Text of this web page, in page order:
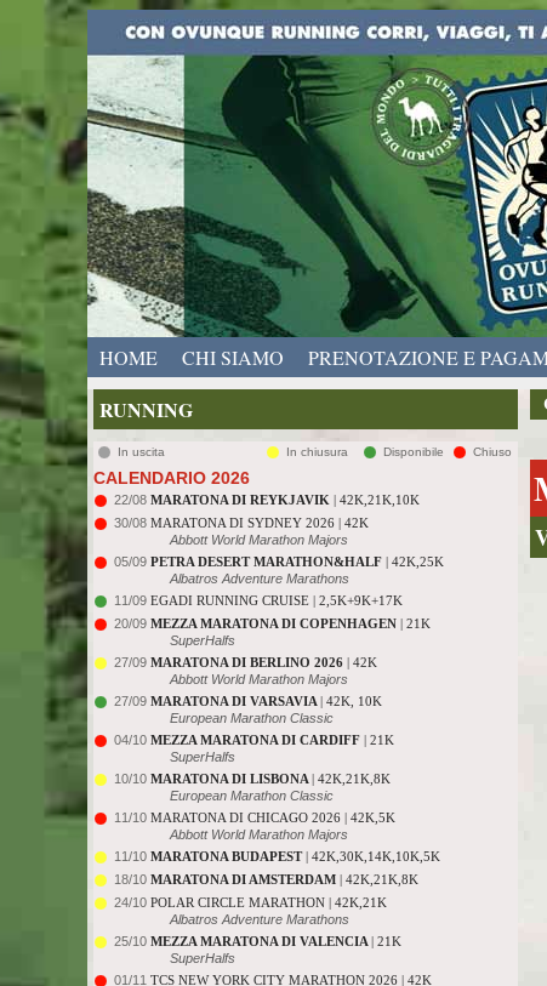
HOME CHI SIAMO PRENOTAZIONE E
RUNNING
In uscita In chiusura Disponibile Chiuso
CALENDARIO 2026
22/08 MARATONA DI REYKJAVIK | 42K,21K,10K
30/08 MARATONA DI SYDNEY 2026 | 42K
Abbott World Marathon Majors
05/09 PETRA DESERT MARATHON&HALF | 42K,25K
Albatros Adventure Marathons
11/09 EGADI RUNNING CRUISE | 2,5K+9K+17K
20/09 MEZZA MARATONA DI COPENHAGEN | 21K
SuperHalfs
27/09 MARATONA DI BERLINO 2026 | 42K
Abbott World Marathon Majors
27/09 MARATONA DI VARSAVIA | 42K, 10K
European Marathon Classic
04/10 MEZZA MARATONA DI CARDIFF | 21K
SuperHalfs
10/10 MARATONA DI LISBONA | 42K,21K,8K
European Marathon Classic
11/10 MARATONA DI CHICAGO 2026 | 42K,5K
Abbott World Marathon Majors
11/10 MARATONA BUDAPEST| 42K,30K,14K,10K,5K
18/10 MARATONA DI AMSTERDAM | 42K,21K,8K
24/10 POLAR CIRCLE MARATHON | 42K,21K
Albatros Adventure Marathons
25/10 MEZZA MARATONA DI VALENCIA | 21K
SuperHalfs
01/11 TCS NEW YORK CITY MARATHON 2026 | 42K